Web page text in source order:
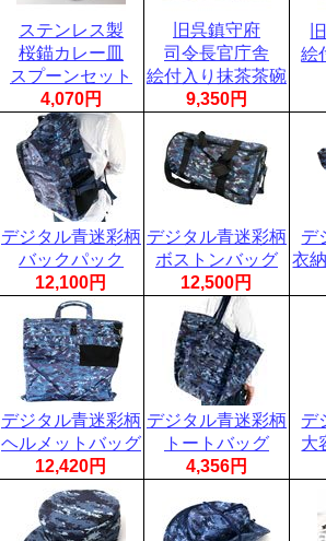
ステンレス製
桜錨カレー皿
スプーンセット
4,070円
旧呉鎮守府
司令長官庁舎
絵付入り抹茶茶碗
9,350円
絵
デジタル青迷彩柄
バックパック
12,100円
デジタル青迷彩柄
ボストンバッグ
12,500円
デ
衣
デジタル青迷彩柄
ヘルメットバッグ
12,420円
デジタル青迷彩柄
トートバッグ
4,356円
デ
大